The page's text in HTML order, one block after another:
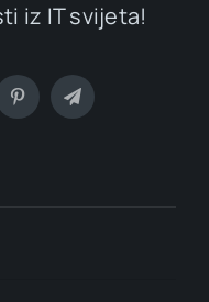
iz IT svijeta!